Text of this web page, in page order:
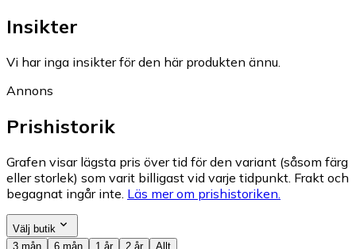
Insikter
Vi har inga insikter för den här produkten ännu.
Annons
Prishistorik
Grafen visar lägsta pris över tid för den variant (såsom färg
eller storlek) som varit billigast vid varje tidpunkt. Frakt och
begagnat ingår inte. Läs mer om prishistoriken.
Välj butik
3 mån
6 mån 1 år 2 år Allt